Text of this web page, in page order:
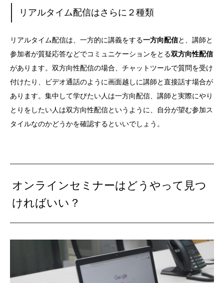
リアルタイム配信はさらに２種類
リアルタイム配信は、一方的に講義をする一方向配信と、講師と
参加者が質疑応答などでコミュニケーションをとる双方向性配信
があります。双方向性配信の場合、チャットツールで質問を受け
付けたり、ビデオ通話のように画面越しに講師と直接話す場合が
あります。集中して学びたい人は一方向配信、講師と実際にやり
とりをしたい人は双方向性配信というように、自分が望む参加ス
タイルなのかどうかを確認するといいでしょう。
オンラインセミナーはどうやって見つ
ければいい？